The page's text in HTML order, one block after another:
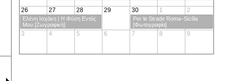
26 27 28 29 30 1 2
3 4 5 6 7 8 9
Ελένη Ισχάκη | Η Φύση Εντός
Μου [Ζωγραφική]
Per le Strade Roma–Sicília
[Φωτογραφία]